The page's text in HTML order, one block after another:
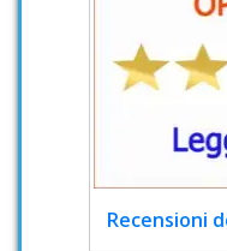
Recensioni